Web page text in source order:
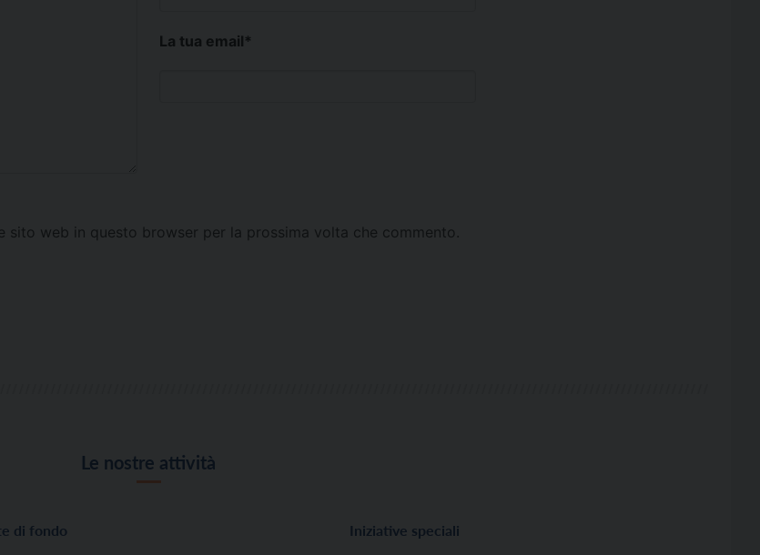
La tua email*
sito web in questo browser per la prossima volta che commento.
Le nostre attività
di fondo
Iniziative speciali